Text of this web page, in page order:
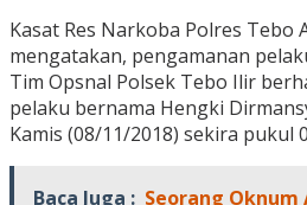
Kasat Res Narkoba Polres Tebo
mengatakan, pengamanan
Tim Opsnal Polsek Tebo Ilir
pelaku bernama Hengki
Kamis (08/11/2018) sekira pukul
Baca Juga : Seorang Oknum